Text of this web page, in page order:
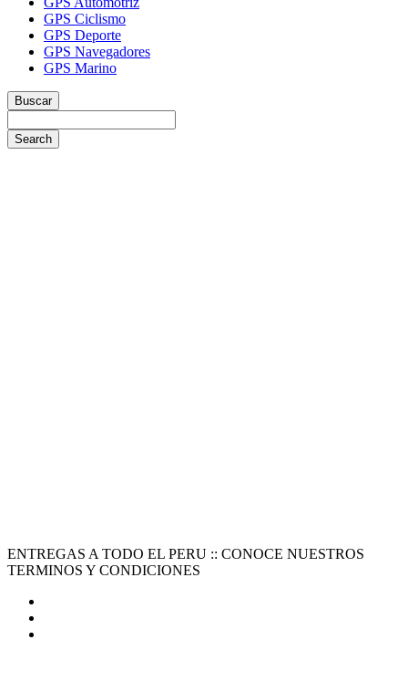
GPS Ciclismo
GPS Deporte
GPS Navegadores
GPS Marino
Buscar
ENTREGAS A TODO EL PERU :: CONOCE NUESTROS
TERMINOS Y CONDICIONES